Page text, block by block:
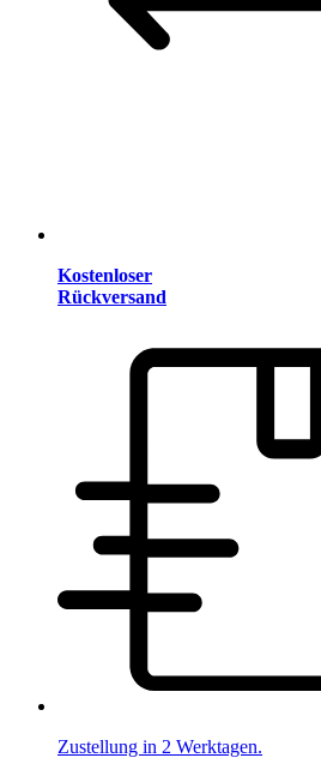
Kostenloser
Rückversand
Zustellung in 2 Werktagen.